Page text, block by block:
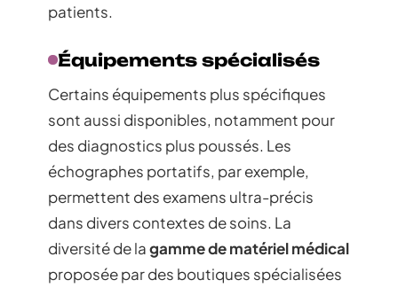
patients.
Équipements spécialisés
Certains équipements plus spécifiques
sont aussi disponibles, notamment pour
des diagnostics plus poussés. Les
échographes portatifs, par exemple,
permettent des examens ultra-précis
dans divers contextes de soins. La
diversité de lagamme de matériel médical
proposée par des boutiques spécialisées